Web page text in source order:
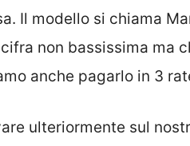
Il modello si chiama
non bassissima ma
anche pagarlo in 3
ulteriormente sul